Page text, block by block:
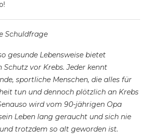
Schuldfrage
gesunde Lebensweise bietet
vor Krebs. Jeder kennt
sportliche Menschen, die alles für
tun und dennoch plötzlich an Krebs
wird vom 90-jährigen Opa
Leben lang geraucht und sich nie
trotzdem so alt geworden ist.